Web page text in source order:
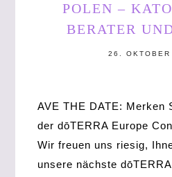
POLEN –
BERATER
26. OKTOBER
AVE THE DATE: Merken
der dōTERRA Europe
Wir freuen uns riesig,
unsere nächste